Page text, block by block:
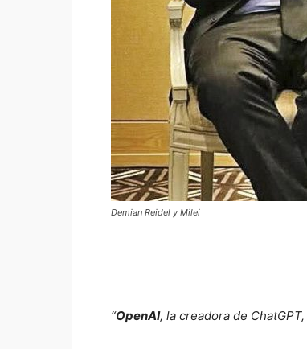
Demian Reidel y Milei
“OpenAI, la creadora de ChatGPT,